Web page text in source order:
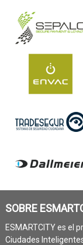
SOBRE
ESMARTCITY es el
Ciudades